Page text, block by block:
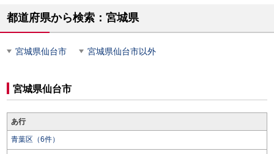
都道府県から検索：宮城県
宮城県仙台市 宮城県仙台市以外
宮城県仙台市
あ行
青葉区（6件）